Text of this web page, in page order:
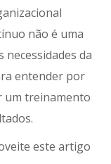
não é uma
necessidades da
entender por
um treinamento
este artigo